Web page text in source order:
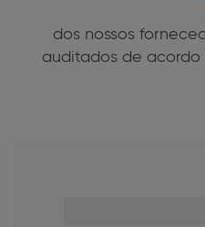
dos nossos
auditados de